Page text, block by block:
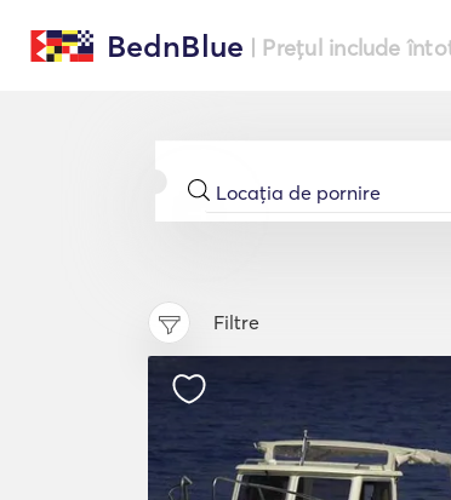
BednBlue | Prețul include
Filtre